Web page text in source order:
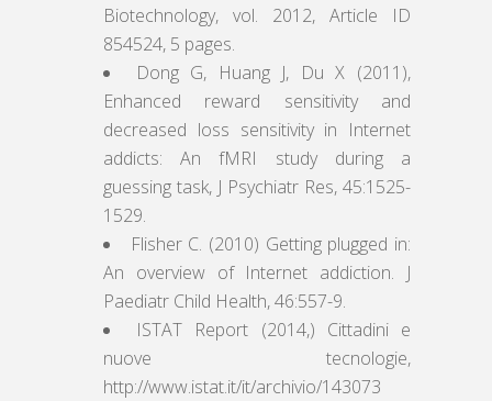
Biotechnology, vol. 2012, Article ID
854524, 5 pages.
Dong G, Huang J, Du X (2011),
Enhanced reward sensitivity and
decreased loss sensitivity in Internet
addicts: An fMRI study during a
guessing task, J Psychiatr Res, 45:1525-
1529.
Flisher C. (2010) Getting plugged in:
An overview of Internet addiction. J
Paediatr Child Health, 46:557-9.
ISTAT Report (2014,) Cittadini e
nuove tecnologie,
http://www.istat.it/it/archivio/143073